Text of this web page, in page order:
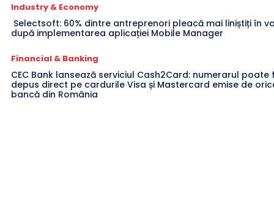
Industry & Economy
Selectsoft: 60% dintre antreprenori pleacă mai liniștiți în
după implementarea aplicației Mobile Manager
Financial & Banking
CEC Bank lansează serviciul Cash2Card: numerarul poate
depus direct pe cardurile Visa și Mastercard emise de
bancă din România